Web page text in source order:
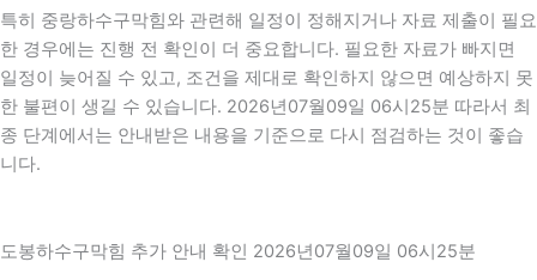
특히 중랑하수구막힘와 관련해 일정이 정해지거나 자료 제출이 필요
한 경우에는 진행 전 확인이 더 중요합니다. 필요한 자료가 빠지면
일정이 늦어질 수 있고, 조건을 제대로 확인하지 않으면 예상하지 못
한 불편이 생길 수 있습니다. 2026년07월09일 06시25분 따라서 최
종 단계에서는 안내받은 내용을 기준으로 다시 점검하는 것이 좋습
니다.
도봉하수구막힘 추가 안내 확인 2026년07월09일 06시25분